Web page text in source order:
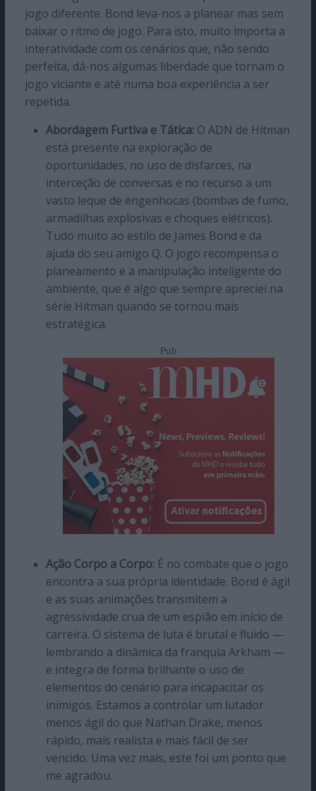
jogo diferente. Bond leva-nos a planear mas sem
baixar o ritmo de jogo. Para isto, muito importa a
interatividade com os cenários que, não sendo
perfeita, dá-nos algumas liberdade que tornam o
jogo viciante e até numa boa experiência a ser
repetida.
Abordagem Furtiva e Tática:O ADN de Hitman
está presente na exploração de
oportunidades, no uso de disfarces, na
interceção de conversas e no recurso a um
vasto leque de engenhocas (bombas de fumo,
armadilhas explosivas e choques elétricos).
Tudo muito ao estilo de James Bond e da
ajuda do seu amigo Q. O jogo recompensa o
planeamento e a manipulação inteligente do
ambiente, que é algo que sempre apreciei na
série Hitman quando se tornou mais
estratégica.
Pub
Ação Corpo a Corpo:É no combate que o jogo
encontra a sua própria identidade. Bond é ágil
e as suas animações transmitem a
agressividade crua de um espião em início de
carreira. O sistema de luta é brutal e fluido —
lembrando a dinâmica da franquia Arkham —
e integra de forma brilhante o uso de
elementos do cenário para incapacitar os
inimigos. Estamos a controlar um lutador
menos ágil do que Nathan Drake, menos
rápido, mais realista e mais fácil de ser
vencido. Uma vez mais, este foi um ponto que
me agradou.